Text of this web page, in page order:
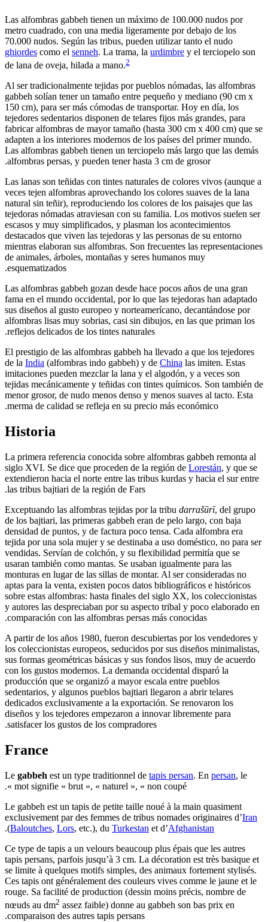
Las alfombras gabbeh tienen un máximo de 100.000 nudos por
metro cuadrado, con una media ligeramente por debajo de los
70.000 nudos. Según las tribus, pueden utilizar tanto el nudo
ghiordes como el senneh. La trama, la urdimbre y el terciopelo son
de lana de oveja, hilada a mano.2
Al ser tradicionalmente tejidas por pueblos nómadas, las alfombras
gabbeh solían tener un tamaño entre pequeño y mediano (90 cm x
150 cm), para ser más cómodas de transportar. Hoy en día, los
tejedores sedentarios disponen de telares fijos más grandes, para
fabricar alfombras de mayor tamaño (hasta 300 cm x 400 cm) que se
adapten a los interiores modernos de los países del primer mundo.
Las alfombras gabbeh tienen un terciopelo más largo que las demás
alfombras persas, y pueden tener hasta 3 cm de grosor.
Las lanas son teñidas con tintes naturales de colores vivos (aunque a
veces tejen alfombras aprovechando los colores suaves de la lana
natural sin teñir), reproduciendo los colores de los paisajes que las
tejedoras nómadas atraviesan con su familia. Los motivos suelen ser
escasos y muy simplificados, y plasman los acontecimientos
destacados que viven las tejedoras y las personas de su entorno
mientras elaboran sus alfombras. Son frecuentes las representaciones
de animales, árboles, montañas y seres humanos muy
esquematizados.
Las alfombras gabbeh gozan desde hace pocos años de una gran
fama en el mundo occidental, por lo que las tejedoras han adaptado
sus diseños al gusto europeo y norteamerícano, decantándose por
alfombras lisas muy sobrias, casi sin dibujos, en las que priman los
reflejos delicados de los tintes naturales.
El prestigio de las alfombras gabbeh ha llevado a que los tejedores
de la India (alfombras indo gabbeh) y de China las imiten. Estas
imitaciones pueden mezclar la lana y el algodón, y a veces son
tejidas mecánicamente y teñidas con tintes químicos. Son también de
menor grosor, de nudo menos denso y menos suaves al tacto. Esta
merma de calidad se refleja en su precio más económico.
Historia
La primera referencia conocida sobre alfombras gabbeh remonta al
siglo XVI. Se dice que proceden de la región de Lorestán, y que se
extendieron hacia el norte entre las tribus kurdas y hacia el sur entre
las tribus bajtiari de la región de Fars.
Exceptuando las alfombras tejidas por la tribu darrašūrī, del grupo
de los bajtiari, las primeras gabbeh eran de pelo largo, con baja
densidad de puntos, y de factura poco tensa. Cada alfombra era
tejida por una sola mujer y se destinaba a uso doméstico, no para ser
vendidas. Servían de colchón, y su flexibilidad permitía que se
usaran también como mantas. Se usaban igualmente para las
monturas en lugar de las sillas de montar. Al ser consideradas no
aptas para la venta, existen pocos datos bibliográficos e históricos
sobre estas alfombras: hasta finales del siglo XX, los coleccionistas
y autores las despreciaban por su aspecto tribal y poco elaborado en
comparación con las alfombras persas más conocidas.
A partir de los años 1980, fueron descubiertas por los vendedores y
los coleccionistas europeos, seducidos por sus diseños minimalistas,
sus formas geométricas básicas y sus fondos lisos, muy de acuerdo
con los gustos modernos. La demanda occidental disparó la
producción que se organizó a mayor escala entre pueblos
sedentarios, y algunos pueblos bajtiari llegaron a abrir telares
dedicados exclusivamente a la exportación. Se renovaron los
diseños y los tejedores empezaron a innovar libremente para
satisfacer los gustos de los compradores.
France
Le gabbeh est un type traditionnel de tapis persan. En persan, le
mot signifie « brut », « naturel », « non coupé ».
Le gabbeh est un tapis de petite taille noué à la main quasiment
exclusivement par des femmes de tribus nomades originaires d’Iran
(Baloutches, Lors, etc.), du Turkestan et d’Afghanistan
.
Ce type de tapis a un velours beaucoup plus épais que les autres
tapis persans, parfois jusqu’à 3 cm. La décoration est très basique et
se limite à quelques motifs simples, des animaux fortement stylisés.
Ces tapis ont généralement des couleurs vives comme le jaune et le
rouge. Sa facilité de production (dessin moins précis, nombre de
nœuds au dm2 assez faible) donne au gabbeh son bas prix en
comparaison des autres tapis persans.